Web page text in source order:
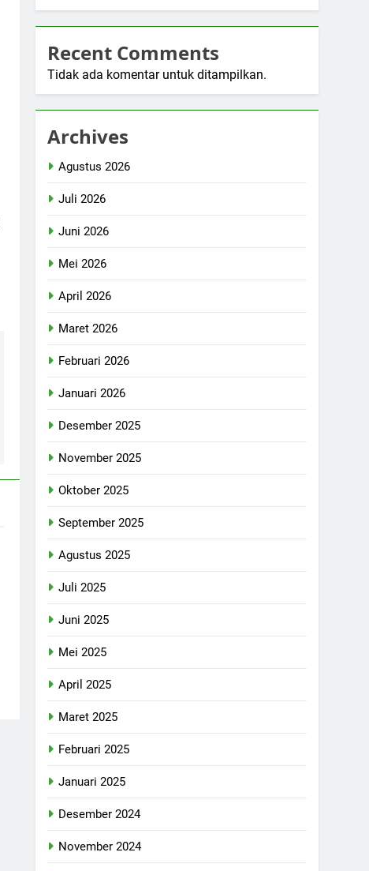
Recent Comments
Tidak ada komentar untuk ditampilkan.
Archives
Agustus 2026
Juli 2026
Juni 2026
Mei 2026
April 2026
Maret 2026
Februari 2026
Januari 2026
Desember 2025
November 2025
Oktober 2025
September 2025
Agustus 2025
Juli 2025
Juni 2025
Mei 2025
April 2025
Maret 2025
Februari 2025
Januari 2025
Desember 2024
November 2024